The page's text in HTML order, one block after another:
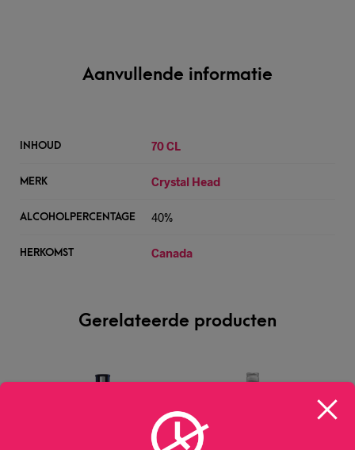
Aanvullende informatie
INHOUD 70 CL
MERK Crystal Head
ALCOHOLPERCENTAGE 40%
HERKOMST Canada
Gerelateerde producten